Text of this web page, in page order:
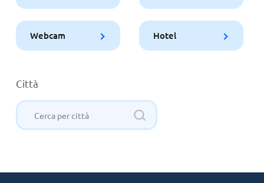
Webcam Hotel
Città